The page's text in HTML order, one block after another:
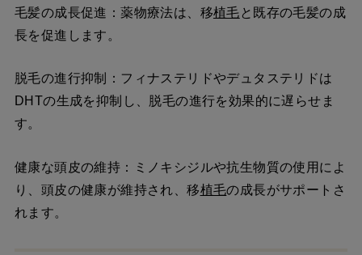
毛髪の成長促進：薬物療法は、移植毛 と既存の毛髪の成
長を促進します。
脱毛の進行抑制：フィナステリドやデュタステリドは
DHTの生成を抑制し、脱毛の進行を効果的に遅らせま
す。
健康な頭皮の維持：ミノキシジルや抗生物質の使用によ
り、頭皮の健康が維持され、移植毛の成長がサポートさ
れます。